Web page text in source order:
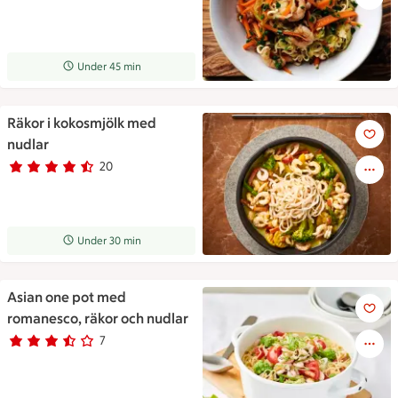
Receptet tar Under 45 min att tillaga
Under 45 min
Räkor i kokosmjölk med
nudlar
Betyg 4.3 av 5. 20
20 personer har röstat
Receptet tar Under 30 min att tillaga
Under 30 min
Räkor i kokosmjölk med
Asian one pot med
romanesco, räkor och nudlar
Betyg 3.6 av 5. 7
7 personer har röstat
Asian one pot med